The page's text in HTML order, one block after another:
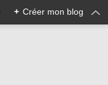
+ Créer mon blog